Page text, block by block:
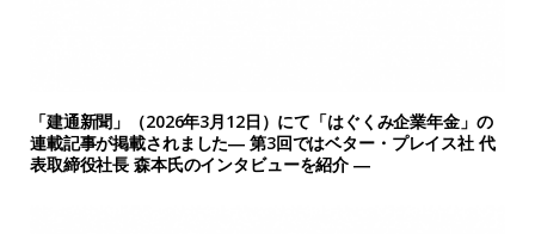
「建通新聞」（2026年3月12日）にて「はぐくみ企業年金」の
連載記事が掲載されました― 第3回ではベター・プレイス社 代
表取締役社長 森本氏のインタビューを紹介 ―